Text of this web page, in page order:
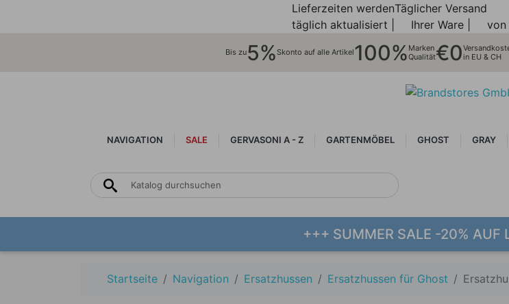
Lieferzeiten werden
täglich aktualisiert |
Täglicher Versand
Ihrer Ware |
von
Bis zu5%Skonto auf alle Artikel100% Marken
Qualität€0in EU & CH
NAVIGATION SALE GERVASONI A - Z GARTENMÖBEL GHOST GRAY
+++ SUMMER SALE -20% AUF
Startseite Navigation Ersatzhussen Ersatzhussen für Ghost